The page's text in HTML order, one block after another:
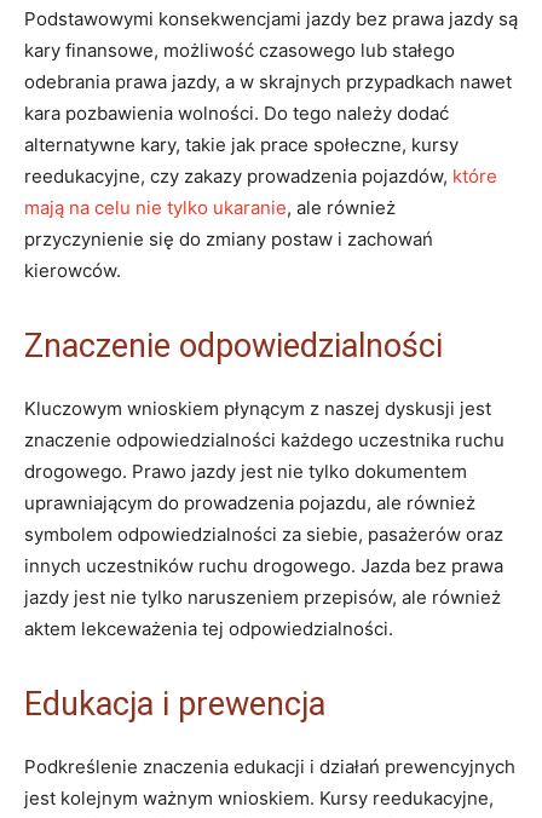
Podstawowymi konsekwencjami jazdy bez prawa jazdy są
kary finansowe, możliwość czasowego lub stałego
odebrania prawa jazdy, a w skrajnych przypadkach nawet
kara pozbawienia wolności. Do tego należy dodać
alternatywne kary, takie jak prace społeczne, kursy
reedukacyjne, czy zakazy prowadzenia pojazdów, które
mają na celu nie tylko ukaranie, ale również
przyczynienie się do zmiany postaw i zachowań
kierowców.
Znaczenie odpowiedzialności
Kluczowym wnioskiem płynącym z naszej dyskusji jest
znaczenie odpowiedzialności każdego uczestnika ruchu
drogowego. Prawo jazdy jest nie tylko dokumentem
uprawniającym do prowadzenia pojazdu, ale również
symbolem odpowiedzialności za siebie, pasażerów oraz
innych uczestników ruchu drogowego. Jazda bez prawa
jazdy jest nie tylko naruszeniem przepisów, ale również
aktem lekceważenia tej odpowiedzialności.
Edukacja i prewencja
Podkreślenie znaczenia edukacji i działań prewencyjnych
jest kolejnym ważnym wnioskiem. Kursy reedukacyjne,